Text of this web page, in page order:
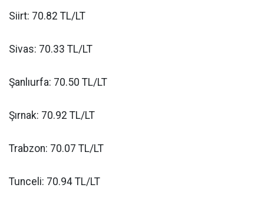
Siirt: 70.82 TL/LT
Sivas: 70.33 TL/LT
Şanlıurfa: 70.50 TL/LT
Şırnak: 70.92 TL/LT
Trabzon: 70.07 TL/LT
Tunceli: 70.94 TL/LT